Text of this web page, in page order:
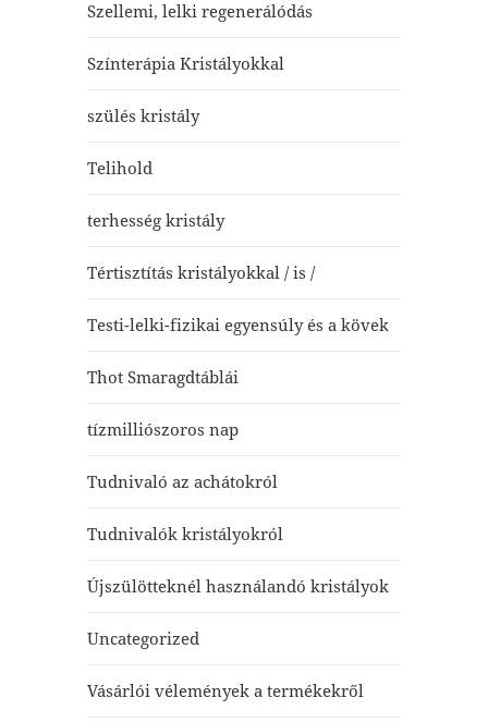
Szellemi, lelki regenerálódás
Színterápia Kristályokkal
szülés kristály
Telihold
terhesség kristály
Tértisztítás kristályokkal / is /
Testi-lelki-fizikai egyensúly és a kövek
Thot Smaragdtáblái
tízmilliószoros nap
Tudnivaló az achátokról
Tudnivalók kristályokról
Újszülötteknél használandó kristályok
Uncategorized
Vásárlói vélemények a termékekről